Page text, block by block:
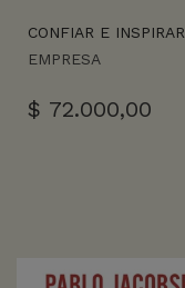
CONFIAR E INSPIRAR
EMPRESA
$ 72.000,00